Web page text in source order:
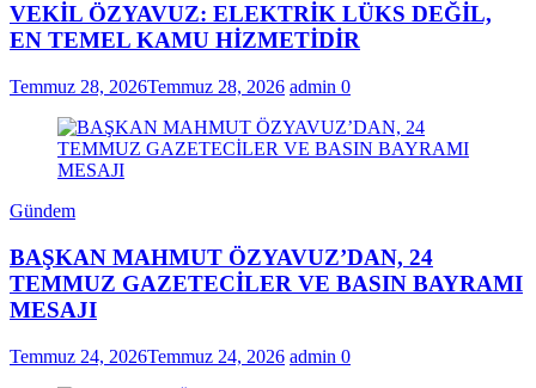
VEKİL ÖZYAVUZ: ELEKTRİK LÜKS DEĞİL,
EN TEMEL KAMU HİZMETİDİR
Temmuz 28, 2026Temmuz 28, 2026 admin 0
Gündem
BAŞKAN MAHMUT ÖZYAVUZ’DAN, 24
TEMMUZ GAZETECİLER VE BASIN BAYRAMI
MESAJI
Temmuz 24, 2026Temmuz 24, 2026 admin 0